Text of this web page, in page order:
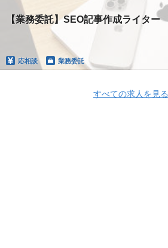
【業務委託】SEO記事作成ライター
応相談 業務委託
すべての求人を見る